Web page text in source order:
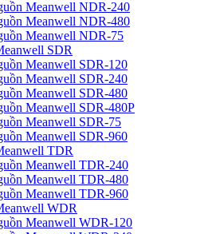
Meanwell NDR-240
Meanwell NDR-480
Meanwell NDR-75
SDR
Meanwell SDR-120
Meanwell SDR-240
Meanwell SDR-480
Meanwell SDR-480P
Meanwell SDR-75
Meanwell SDR-960
TDR
Meanwell TDR-240
Meanwell TDR-480
Meanwell TDR-960
WDR
Meanwell WDR-120